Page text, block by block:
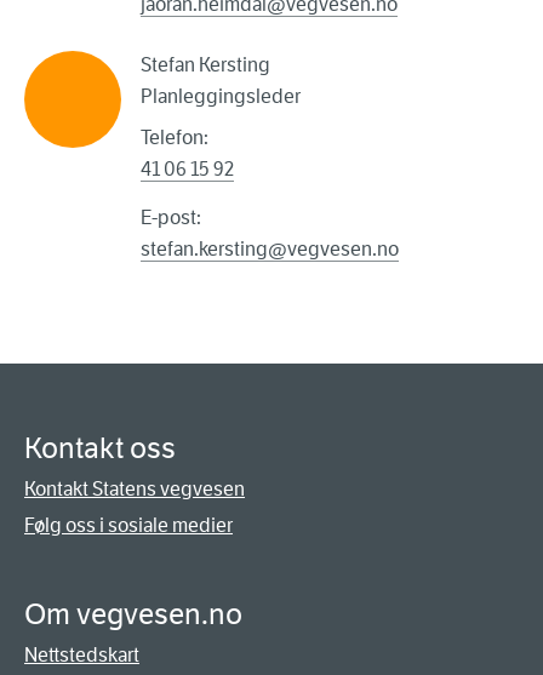
jaoran.heimdal@vegvesen.no
Stefan Kersting
Planleggingsleder
Telefon:
41 06 15 92
E-post:
stefan.kersting@vegvesen.no
Kontakt oss
Kontakt Statens vegvesen
Følg oss i sosiale medier
Om vegvesen.no
Nettstedskart